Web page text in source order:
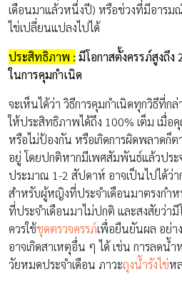
เดือนมาแล้วหนึ่งปี) หรือช่วงที่มีอารม
ไข่เปลี่ยนแปลงไปได้
ประสิทธิภาพ : มีโอกาสตั้งครรภ์สูงถึง
ในการคุมกำเนิด
จะเห็นได้ว่า วิธีการคุมกำเนิดทุกวิธีที่
ให้ประสิทธิภาพได้ถึง 100% เต็ม เมื่
หรือไม่ป้องกัน หรือเกิดการผิดพลาดก็
อยู่ โดยปกติหากมีเพศสัมพันธ์แล้วประ
ประมาณ 1-2 สัปดาห์ อาจเป็นไปได้ว่า
สำหรับผู้หญิงที่ประจำเดือนมาตรงกำ
ที่ประจำเดือนมาไม่ปกติ และสงสัยว่ามี
ควรใช้ชุดตรวจครรภ์เพื่อยืนยันผล อย่า
อาจเกิดสาเหตุอื่น ๆ ได้ เช่น การลดน้ำ
วัยหมดประจำเดือน ภาวะถุงน้ำรังไข่ห